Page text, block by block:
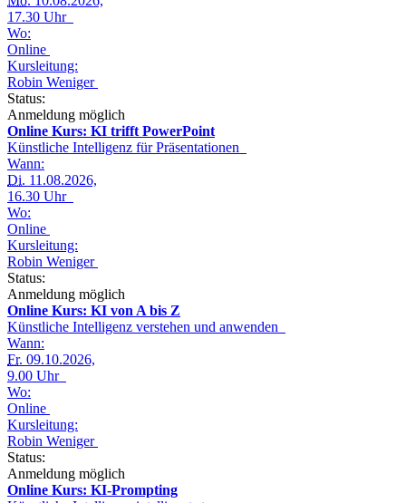
17.30 Uhr
Wo:
Online
Kursleitung:
Robin Weniger
Status:
Anmeldung möglich
Online Kurs: KI trifft PowerPoint
Künstliche Intelligenz für Präsentationen
Wann:
Di. 11.08.2026,
16.30 Uhr
Wo:
Online
Kursleitung:
Robin Weniger
Status:
Anmeldung möglich
Online Kurs: KI von A bis Z
Künstliche Intelligenz verstehen und anwenden
Wann:
Fr. 09.10.2026,
9.00 Uhr
Wo:
Online
Kursleitung:
Robin Weniger
Status:
Anmeldung möglich
Online Kurs: KI-Prompting